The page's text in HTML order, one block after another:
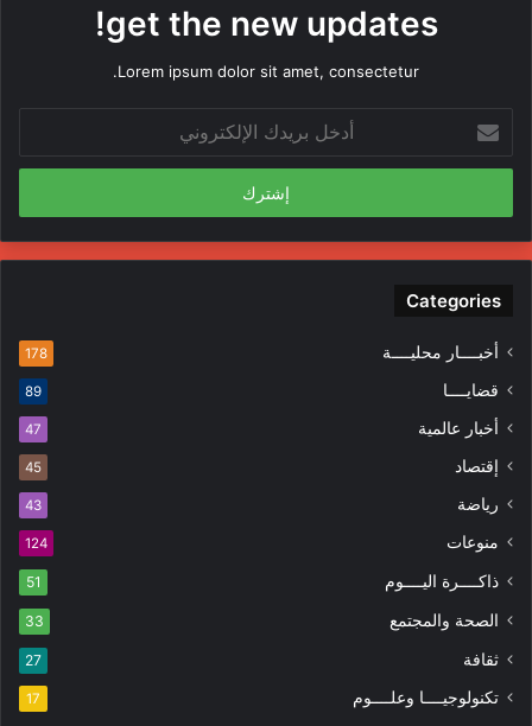
get the new updates!
Lorem ipsum dolor sit amet, consectetur.
بريدك
الإلكتروني
Categories
أخبــــار محليــــة 178
قضايــــا 89
أخبار عالمية 47
إقتصاد 45
رياضة 43
منوعات 124
ذاكــــرة اليــــوم 51
الصحة والمجتمع 33
ثقافة 27
تكنولوجيــــا وعلــــوم 17